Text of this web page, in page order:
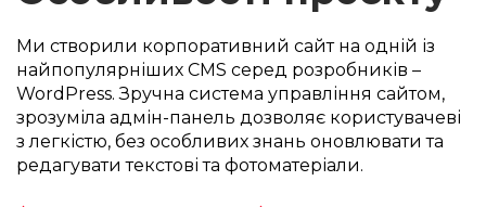
Ми створили корпоративний сайт на одній із
найпопулярніших CMS серед розробників –
WordPress. Зручна система управління сайтом,
зрозуміла адмін-панель дозволяє користувачеві
з легкістю, без особливих знань оновлювати та
редагувати текстові та фотоматеріали.